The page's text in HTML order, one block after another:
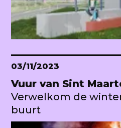
03/11/2023
Vuur van Sint
Verwelkom de
buurt